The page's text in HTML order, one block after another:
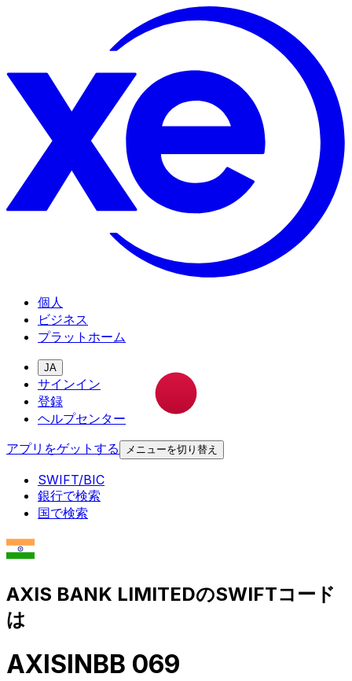
個人
ビジネス
プラットホーム
JA
サインイン
登録
ヘルプセンター
アプリをゲットする
メニューを切り替え
SWIFT/BIC
銀行で検索
国で検索
AXIS BANK LIMITEDのSWIFTコード
は
AXISINBB 069